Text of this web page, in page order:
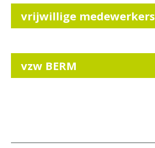
vrijwillige medewerkers
vzw BERM